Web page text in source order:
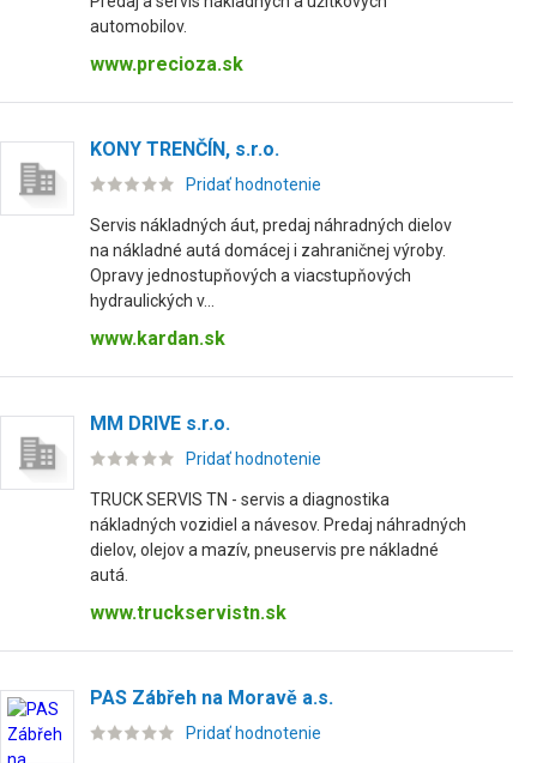
automobilov.
www.precioza.sk
KONY TRENČÍN, s.r.o.
Pridať hodnotenie
Servis nákladných áut, predaj náhradných dielov
na nákladné autá domácej i zahraničnej výroby.
Opravy jednostupňových a viacstupňových
hydraulických v...
www.kardan.sk
MM DRIVE s.r.o.
Pridať hodnotenie
TRUCK SERVIS TN - servis a diagnostika
nákladných vozidiel a návesov. Predaj náhradných
dielov, olejov a mazív, pneuservis pre nákladné
autá.
www.truckservistn.sk
PAS Zábřeh na Moravě a.s.
Pridať hodnotenie